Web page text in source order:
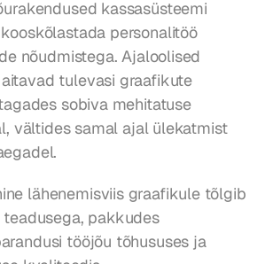
kassasüsteemi
personalitöö
nõudmistega. Ajaloolised
tulevasi graafikute
sobiva mehitatuse
vältides samal ajal ülekatmist
lähenemisviis graafikule tõlgib
pakkudes
tööjõu tõhususes ja